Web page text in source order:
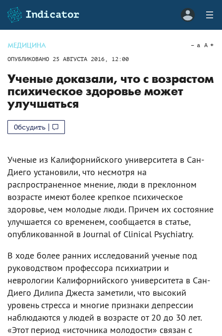
МЕДИЦИНА
ОПУБЛИКОВАНО 25 АВГУСТА 2016, 12:00
a A
Ученые доказали, что с возрастом
психическое здоровье может
улучшаться
Обсудить
Ученые из Калифорнийского университета в Сан-
Диего установили, что несмотря на
распространенное мнение, люди в преклонном
возрасте имеют более крепкое психическое
здоровье, чем молодые люди. Причем их состояние
улучшается со временем, сообщается в статье,
опубликованной в Journal of Clinical Psychiatry.
В ходе более ранних исследований ученые под
руководством профессора психиатрии и
неврологии Калифорнийского университета в Сан-
Диего Дилипа Джеста заметили, что высокий
уровень стресса и многие признаки депрессии
наблюдаются у людей в возрасте от 20 до 30 лет.
«Этот период «источника молодости» связан с